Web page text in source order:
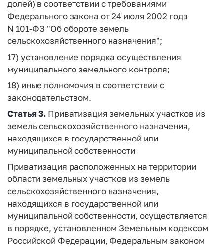
долей) в соответствии с требованиями
Федерального закона от 24 июля 2002 года
N 101-ФЗ "Об обороте земель
сельскохозяйственного назначения";
17) установление порядка осуществления
муниципального земельного контроля;
18) иные полномочия в соответствии с
законодательством.
Статья 3. Приватизация земельных участков из
земель сельскохозяйственного назначения,
находящихся в государственной или
муниципальной собственности
Приватизация расположенных на территории
области земельных участков из земель
сельскохозяйственного назначения,
находящихся в государственной или
муниципальной собственности, осуществляется
в порядке, установленном Земельным кодексом
Российской Федерации, Федеральным законом